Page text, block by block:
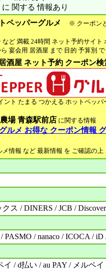
関する 情報あり
ペッパーグルメ
※ クーポン
ど 満載 24時間 ネット予約サイト
宴会用 居酒屋 まで 目的 予算別
酒屋 ネット予約 クーポン
ント たまる つかえる ホットペッパ
場 青森駅前店に関する情報
ルメ お得な クーポン情報
情報 など 最新情報 を ご確認の上
ス / DINERS / JCB /
PASMO / nanaco / ICOCA / iD
イ / d払い / au PAY / メルペイ